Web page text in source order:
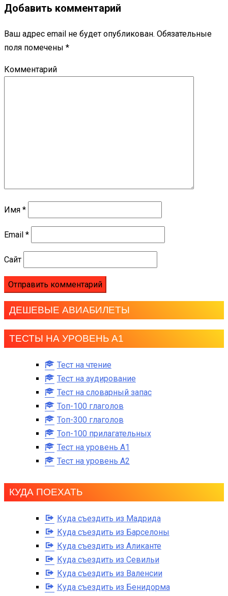
Добавить комментарий
Ваш адрес email не будет опубликован. Обязательные
поля помечены *
Комментарий
Имя *
Email *
Сайт
ДЕШЕВЫЕ АВИАБИЛЕТЫ
ТЕСТЫ НА УРОВЕНЬ А1
Тест на чтение
Тест на аудирование
Тест на словарный запас
Топ-100 глаголов
Топ-300 глаголов
Топ-100 прилагательных
Тест на уровень A1
Тест на уровень A2
КУДА ПОЕХАТЬ
Куда съездить из Мадрида
Куда съездить из Барселоны
Куда съездить из Аликанте
Куда съездить из Севильи
Куда съездить из Валенсии
Куда съездить из Бенидорма